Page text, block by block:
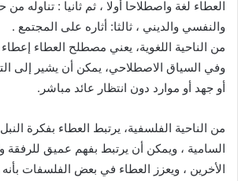
ي
ا
العطاء لغة واصطلاحا أولا ، ثم ثانيا : تناوله
والنفسي والديني ، ثالثا: أثاره على المجتمع .
من الناحية اللغوية، يعني مصطلح العطاء
وفي السياق الاصطلاحي، يمكن أن يشير إلى
أو جهد أو موارد دون انتظار عائد مباشر.
من الناحية الفلسفية، يرتبط العطاء بفكرة النبل
السامية ، ويمكن أن يرتبط بفهم عميق للرفقة
الأخرين ، ويعزز العطاء في بعض الفلسفات بأنه